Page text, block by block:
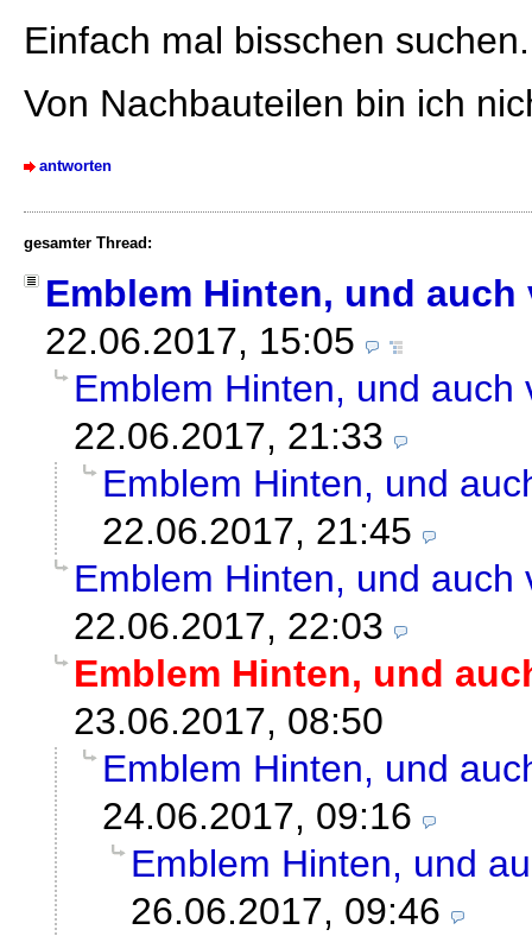
Einfach mal bisschen suchen.
Von Nachbauteilen bin ich
antworten
gesamter Thread:
Emblem Hinten, und auch
22.06.2017, 15:05
Emblem Hinten, und auch
22.06.2017, 21:33
Emblem Hinten, und
22.06.2017, 21:45
Emblem Hinten, und auch
22.06.2017, 22:03
Emblem Hinten, und
23.06.2017, 08:50
Emblem Hinten, und
24.06.2017, 09:16
Emblem Hinten, und
26.06.2017, 09:46